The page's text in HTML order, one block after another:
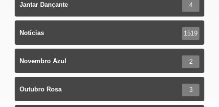
Jantar Dançante 4
Notícias 1519
Novembro Azul 2
Outubro Rosa 3